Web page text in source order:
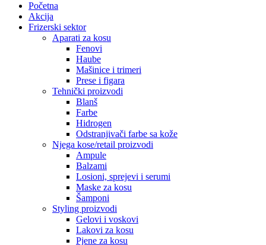
Početna
Akcija
Frizerski sektor
Aparati za kosu
Fenovi
Haube
Mašinice i trimeri
Prese i figara
Tehnički proizvodi
Blanš
Farbe
Hidrogen
Odstranjivači farbe sa kože
Njega kose/retail proizvodi
Ampule
Balzami
Losioni, sprejevi i serumi
Maske za kosu
Šamponi
Styling proizvodi
Gelovi i voskovi
Lakovi za kosu
Pjene za kosu